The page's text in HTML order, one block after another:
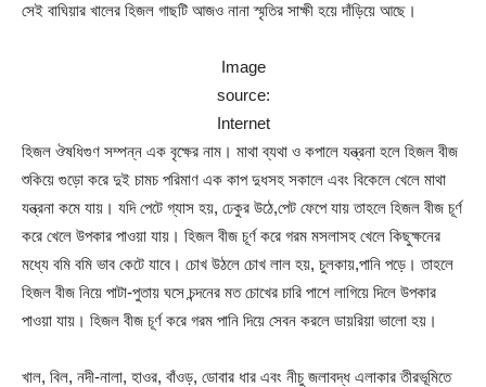
সেই বাঘিয়ার খালের হিজল গাছটি আজও নানা স্মৃতির সাক্ষী হয়ে দাঁড়িয়ে আছে।
Image
source:
Internet
হিজল ঔষধিগুণ সম্পন্ন এক বৃক্ষের নাম। মাথা ব্যথা ও কপালে যন্ত্রনা হলে হিজল বীজ
শুকিয়ে গুড়াে করে দুই চামচ পরিমাণ এক কাপ দুধসহ সকালে এবং বিকেলে খেলে মাথা
যন্ত্রনা কমে যায়। যদি পেটে গ্যাস হয়, ঢেকুর উঠে,পেট ফেপে যায় তাহলে হিজল বীজ চূর্ণ
করে খেলে উপকার পাওয়া যায়। হিজল বীজ চূর্ণ করে গরম মসলাসহ খেলে কিছুক্ষনের
মধ্যে বমি বমি ভাব কেটে যাবে। চোখ উঠলে চোখ লাল হয়, চুলকায়,পানি পড়ে। তাহলে
হিজল বীজ নিয়ে পাটা-পুতায় ঘসে চন্দনের মত চোখের চারি পাশে লাগিয়ে দিলে উপকার
পাওয়া যায়। হিজল বীজ চূর্ণ করে গরম পানি দিয়ে সেবন করলে ডায়রিয়া ভালো হয়।
খাল, বিল, নদী-নালা, হাওর, বাঁওড়, ডোবার ধার এবং নীচু জলাবদ্ধ এলাকার তীরভূমিতে